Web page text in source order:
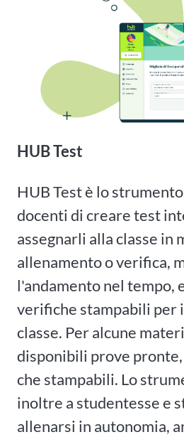
HUB Test
HUB Test è lo
docenti di creare test
assegnarli alla classe in
allenamento o verifica,
l'andamento nel tempo,
verifiche stampabili per
classe. Per alcune
disponibili prove
che stampabili. Lo
inoltre a studentesse e
allenarsi in autonomia,